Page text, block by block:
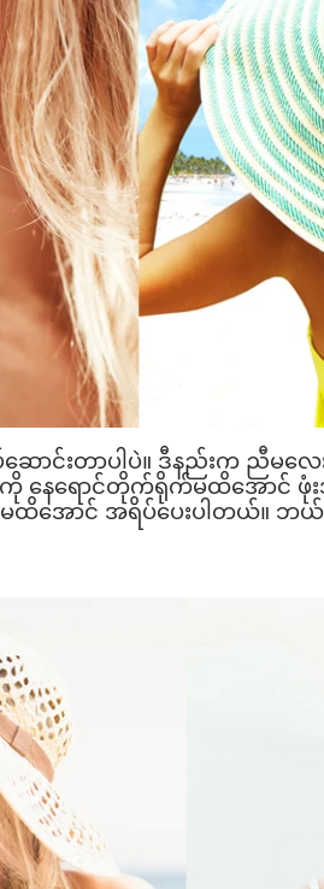
ာင်းတာပါပဲ။ ဒီနည်းက ညီ
နေရောင်တိုက်ရိုက်မထိအောင် ဖုံ
ာင်မထိအောင် အရိပ်ပေးပါတယ်